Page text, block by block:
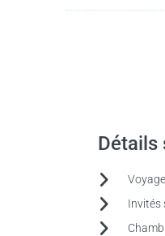
Détails
Invités